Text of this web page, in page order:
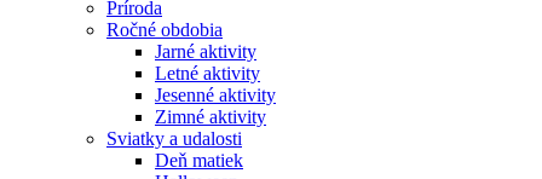
Príroda
Ročné obdobia
Jarné aktivity
Letné aktivity
Jesenné aktivity
Zimné aktivity
Sviatky a udalosti
Deň matiek